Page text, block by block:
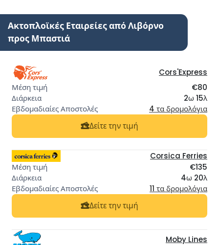
Ακτοπλοϊκές Εταιρείες από Λιβόρνο
προς Μπαστιά
Cors'Express
€80
2ω 15λ
4 τα δρομολόγια
Δείτε την τιμή
Corsica Ferries
€135
4ω 20λ
11 τα δρομολόγια
Δείτε την τιμή
Moby Lines